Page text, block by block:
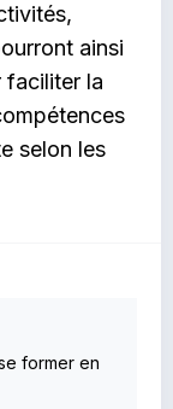
ainsi
faciliter la
selon les
former en